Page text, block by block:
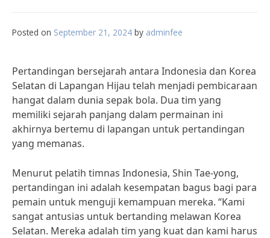
Posted on September 21, 2024 by adminfee
Pertandingan bersejarah antara Indonesia dan Korea
Selatan di Lapangan Hijau telah menjadi pembicaraan
hangat dalam dunia sepak bola. Dua tim yang
memiliki sejarah panjang dalam permainan ini
akhirnya bertemu di lapangan untuk pertandingan
yang memanas.
Menurut pelatih timnas Indonesia, Shin Tae-yong,
pertandingan ini adalah kesempatan bagus bagi para
pemain untuk menguji kemampuan mereka. “Kami
sangat antusias untuk bertanding melawan Korea
Selatan. Mereka adalah tim yang kuat dan kami harus